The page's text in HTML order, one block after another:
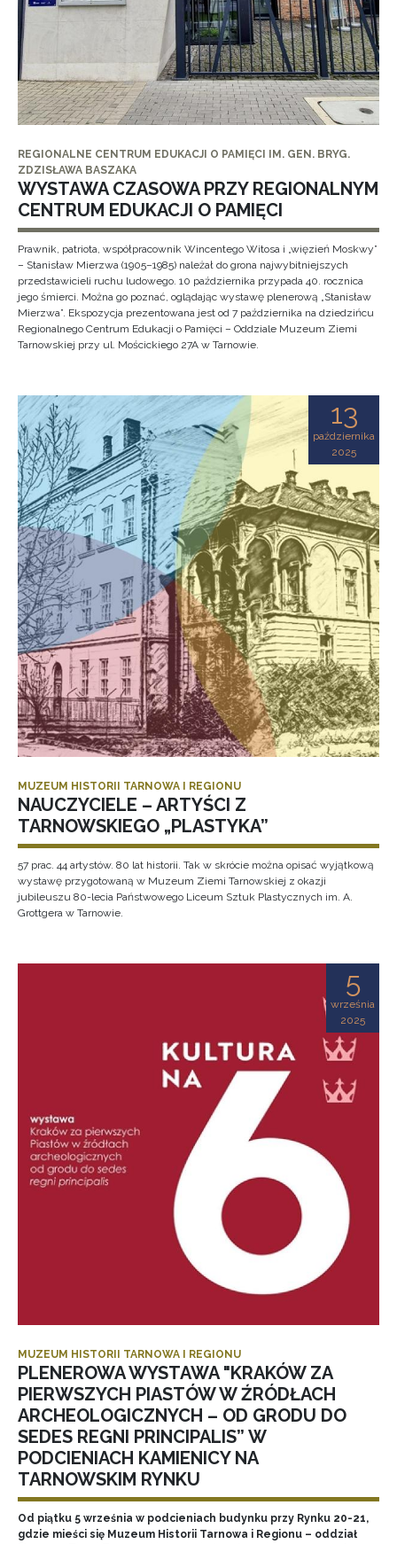
REGIONALNE CENTRUM EDUKACJI O PAMIĘCI IM. GEN. BRYG.
ZDZISŁAWA BASZAKA
WYSTAWA CZASOWA PRZY REGIONALNYM
CENTRUM EDUKACJI O PAMIĘCI
Prawnik, patriota, współpracownik Wincentego Witosa i „więzień Moskwy”
– Stanisław Mierzwa (1905–1985) należał do grona najwybitniejszych
przedstawicieli ruchu ludowego. 10 października przypada 40. rocznica
jego śmierci. Można go poznać, oglądając wystawę plenerową „Stanisław
Mierzwa”. Ekspozycja prezentowana jest od 7 października na dziedzińcu
Regionalnego Centrum Edukacji o Pamięci – Oddziale Muzeum Ziemi
Tarnowskiej przy ul. Mościckiego 27A w Tarnowie.
13
października
2025
MUZEUM HISTORII TARNOWA I REGIONU
NAUCZYCIELE – ARTYŚCI Z
TARNOWSKIEGO „PLASTYKA”
57 prac. 44 artystów. 80 lat historii. Tak w skrócie można opisać wyjątkową
wystawę przygotowaną w Muzeum Ziemi Tarnowskiej z okazji
jubileuszu 80-lecia Państwowego Liceum Sztuk Plastycznych im. A.
Grottgera w Tarnowie.
5
września
2025
MUZEUM HISTORII TARNOWA I REGIONU
PLENEROWA WYSTAWA "KRAKÓW ZA
PIERWSZYCH PIASTÓW W ŹRÓDŁACH
ARCHEOLOGICZNYCH – OD GRODU DO
SEDES REGNI PRINCIPALIS” W
PODCIENIACH KAMIENICY NA
TARNOWSKIM RYNKU
Od piątku 5 września w podcieniach budynku przy Rynku 20-21,
gdzie mieści się Muzeum Historii Tarnowa i Regionu – oddział